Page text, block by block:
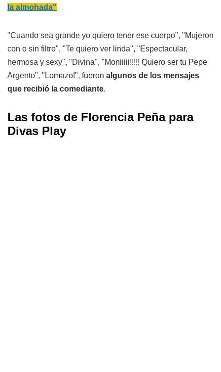
la almohada"
"Cuando sea grande yo quiero tener ese cuerpo", "Mujeron
con o sin filtro", "Te quiero ver linda", "Espectacular,
hermosa y sexy", "Divina", "Moniiiii!!!!! Quiero ser tu Pepe
Argento", "Lomazo!", fueron algunos de los mensajes
que recibió la comediante.
Las fotos de Florencia Peña para
Divas Play